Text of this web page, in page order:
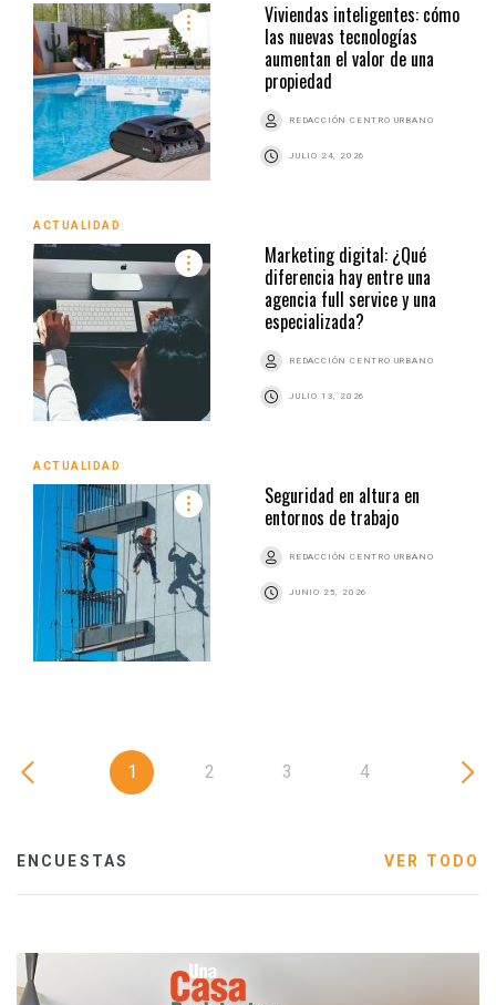
Viviendas inteligentes: cómo
las nuevas tecnologías
aumentan el valor de una
propiedad
REDACCIÓN CENTRO URBANO
JULIO 24, 2026
ACTUALIDAD
Marketing digital: ¿Qué
diferencia hay entre una
agencia full service y una
especializada?
REDACCIÓN CENTRO URBANO
JULIO 13, 2026
ACTUALIDAD
Seguridad en altura en
entornos de trabajo
REDACCIÓN CENTRO URBANO
JUNIO 25, 2026
1 2 3 4
ENCUESTAS VER TODO